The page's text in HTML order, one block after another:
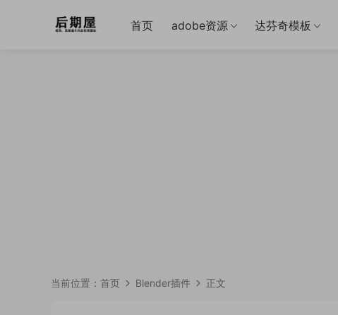
首页 adobe资源 达芬奇模板
当前位置： 首页 Blender插件 正文